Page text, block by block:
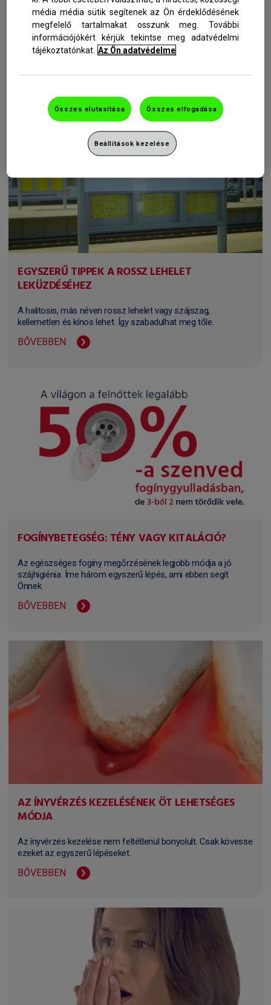
A FOGÍNYBETEGSÉG KEZELÉSE
Az egészséges fogíny megőrzésének legjobb módja a jó
szájhigiénia. Íme három egyszerű lépés, ami ebben segít
Önnek.
EGYSZERŰ TIPPEK A ROSSZ LEHELET
LEKÜZDÉSÉHEZ
A halitosis, más néven rossz lehelet vagy szájszag,
kellemetlen és kínos lehet. Így szabadulhat meg tőle.
BŐVEBBEN
FOGÍNYBETEGSÉG: TÉNY VAGY KITALÁCIÓ?
Az egészséges fogíny megőrzésének legjobb módja a jó
szájhigiénia. Íme három egyszerű lépés, ami ebben segít
Önnek.
BŐVEBBEN
AZ ÍNYVÉRZÉS KEZELÉSÉNEK ÖT LEHETSÉGES
MÓDJA
Az ínyvérzés kezelése nem feltétlenül bonyolult. Csak kövesse
ezeket az egyszerű lépéseket.
BŐVEBBEN
média média sütik segítenek az Ön érdeklődésének
megfelelő tartalmakat osszunk meg. További
információjókért kérjük tekintse meg adatvédelmi
tájékoztatónkat. Az Ön adatvédelme
Összes elutasítása Összes elfogadása
Beállítások kezelése